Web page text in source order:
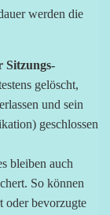
werden die
Sitzungs-
gelöscht,
und sein
geschlossen
bleiben auch
So können
oder bevorzugte